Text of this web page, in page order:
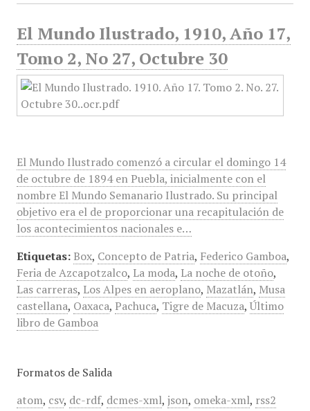
El Mundo Ilustrado, 1910, Año 17,
Tomo 2, No 27, Octubre 30
El Mundo Ilustrado comenzó a circular el domingo 14
de octubre de 1894 en Puebla, inicialmente con el
nombre El Mundo Semanario Ilustrado. Su principal
objetivo era el de proporcionar una recapitulación de
los acontecimientos nacionales e…
Etiquetas: Box, Concepto de Patria, Federico Gamboa,
Feria de Azcapotzalco, La moda, La noche de otoño,
Las carreras, Los Alpes en aeroplano, Mazatlán, Musa
castellana, Oaxaca, Pachuca, Tigre de Macuza, Último
libro de Gamboa
Formatos de Salida
atom, csv, dc-rdf, dcmes-xml, json, omeka-xml, rss2